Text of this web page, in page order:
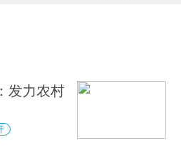
发力农村